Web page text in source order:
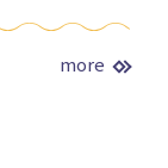
more